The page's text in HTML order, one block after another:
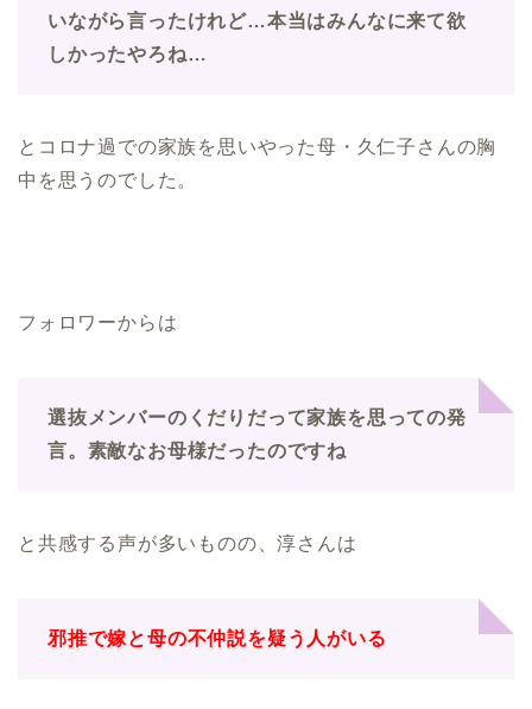
いながら言ったけれど…本当はみんなに来て欲
しかったやろね…
とコロナ過での家族を思いやった母・久仁子さんの胸
中を思うのでした。
フォロワーからは
選抜メンバーのくだりだって家族を思っての発
言。素敵なお母様だったのですね
と共感する声が多いものの、淳さんは
邪推で嫁と母の不仲説を疑う人がいる